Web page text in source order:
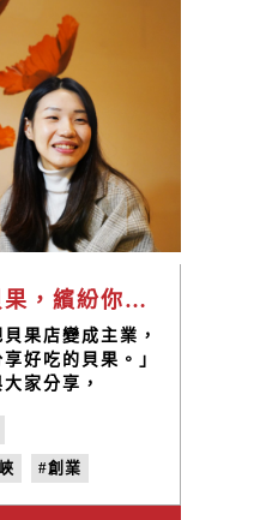
融入日常美學的貝果，繽紛你我的生活｜甘樂帶路EP14
果店變成主業，
好吃的貝果。」
家分享，
一步步將這條路
#創業